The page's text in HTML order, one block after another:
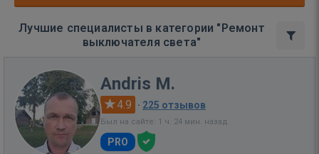
Лучшие специалисты в категории "Ремонт
выключателя света"
Andris M.
4.9 · 225 отзывов
Был на сайте: 1 ч. 24 мин. назад
PRO